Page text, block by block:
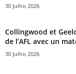
30 Julho 2026
Collingwood et
de l’AFL avec un
30 Julho 2026